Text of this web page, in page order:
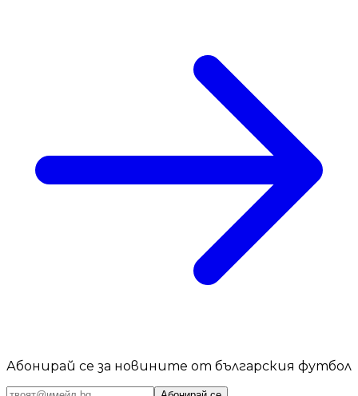
Абонирай се за новините от българския футбол